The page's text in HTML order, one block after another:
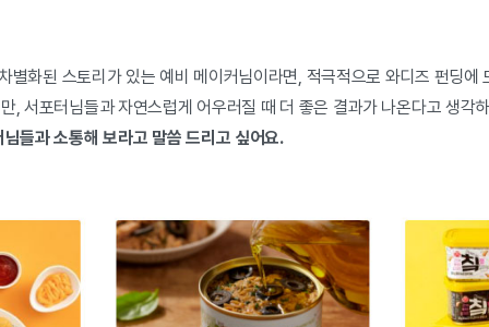
별화된 스토리가 있는 예비 메이커님이라면, 적극적으로 와디즈 펀딩에
, 서포터님들과 자연스럽게 어우러질 때 더 좋은 결과가 나온다고 생각
들과 소통해 보라고 말씀 드리고 싶어요.